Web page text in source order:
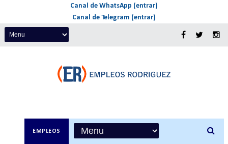
Canal de WhatsApp (entrar)
Canal de Telegram (entrar)
EMPLEOS